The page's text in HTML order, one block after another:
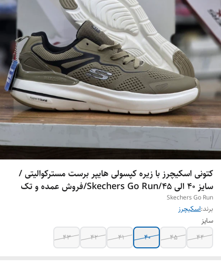
کتونی اسکیچرز با زیره کپسولی هایپر برست مسترکوالیتی /
سایز 40 الی 45/Skechers Go Run/فروش عمده و تک
Skechers Go Run
برند:اسکیچرز
سایز
44
45
40
41
42
43